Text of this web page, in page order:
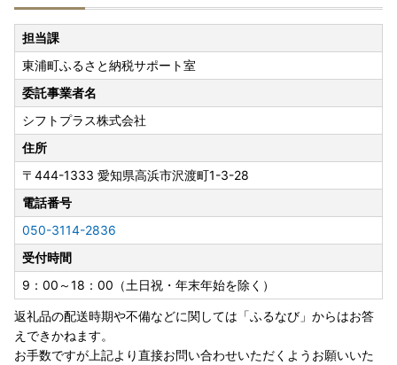
≪寄附証明書の送付時期について≫
寄附証明書は、返礼品と別に郵送いたします。
入金確認後、注文内容確認画面の【注文者情報】に記載の住
所に2週間以内に発送いたします。
住民票住所が返礼品の送付先と異なる場合、必ず備考欄に住
民票住所をご記入ください。
※繁忙期についてはお時間をいただく場合がございますので
ご了承ください。
≪ワンストップ特例申請書の送付時期について≫
ご希望された方に申請書を受領書と一緒にお送りしますの
で、必要情報を記載の上返送してください。
※確定申告をされる方は、特例申請の提出は不要となりま
す。
＞＞ワンストップ特例申請についてのご案内
東浦町では、ワンストップ特例申請がオンラインで完結する
「ふるまど」サービスを導入いたしました。
スマートフォンとマイナンバーカードをお持ちであればご利
担当課
東浦町ふるさと納税サポート室
委託事業者名
シフトプラス株式会社
住所
〒444-1333 愛知県高浜市沢渡町1-3-28
電話番号
050-3114-2836
受付時間
9：00～18：00（土日祝・年末年始を除く）
返礼品の配送時期や不備などに関しては「ふるなび」からはお答
えできかねます。
お手数ですが上記より直接お問い合わせいただくようお願いいた